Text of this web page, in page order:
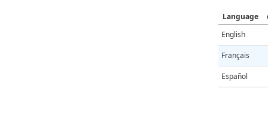
Language
English
Français
Español